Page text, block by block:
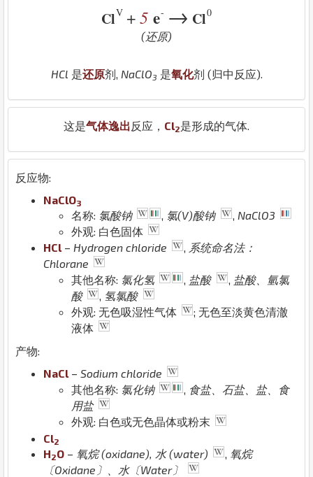
ClV +5 e- → Cl0
(还原)
HCl 是还原剂, NaClO3 是氧化剂 (归中反应).
这是气体逸出反应， Cl2是形成的气体.
反应物:
NaClO3
名称: 氯酸钠 氯(V)酸钠
NaClO3
外观: 白色固体
HCl – Hydrogen chloride
系统命名法：
Chlorane
其他名称: 氯化氢 , 盐酸 , 盐酸、氫氯
酸
, 氢氯酸
外观: 无色吸湿性气体
; 无色至淡黄色清澈
液体
产物:
NaCl – Sodium chloride
其他名称: 氯化钠 , 食盐、石盐、盐、食
用盐
外观: 白色或无色晶体或粉末
Cl2
H2O – 氧烷 (oxidane), 水 (water)
氧烷
〔Oxidane〕、水〔Water〕